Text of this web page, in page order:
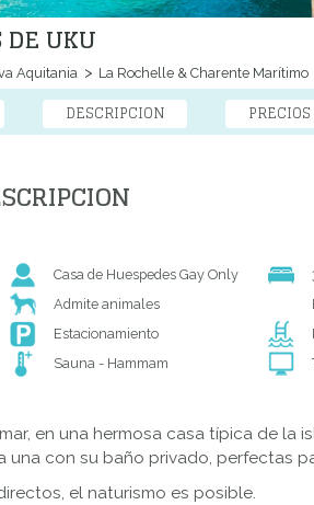
DE UKU
Aquitania La Rochelle & Charente Marítimo
DESCRIPCION PRECIOS
Casa de Huespedes Gay Only
Admite animales
Estacionamiento
Sauna - Hammam
en una hermosa casa típica de la
una con su baño privado, perfectas
el naturismo es posible.